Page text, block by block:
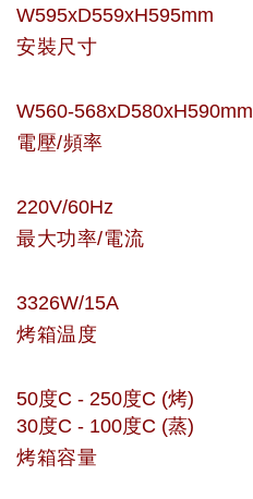
W595xD559xH595mm
安裝尺寸
W560-568xD580xH590mm
電壓/頻率
220V/60Hz
最大功率/電流
3326W/15A
烤箱温度
50度C - 250度C (烤)
30度C - 100度C (蒸)
烤箱容量